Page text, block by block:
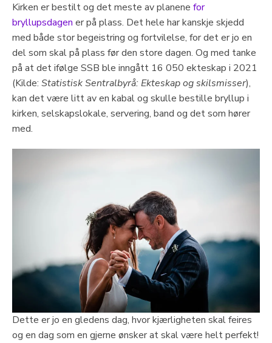
Kirken er bestilt og det meste av planene for
bryllupsdagen er på plass. Det hele har kanskje skjedd
med både stor begeistring og fortvilelse, for det er jo en
del som skal på plass før den store dagen. Og med tanke
på at det ifølge SSB ble inngått 16 050 ekteskap i 2021
(Kilde: Statistisk Sentralbyrå: Ekteskap og skilsmisser),
kan det være litt av en kabal og skulle bestille bryllup i
kirken, selskapslokale, servering, band og det som hører
med.
Dette er jo en gledens dag, hvor kjærligheten skal feires
og en dag som en gjerne ønsker at skal være helt perfekt!